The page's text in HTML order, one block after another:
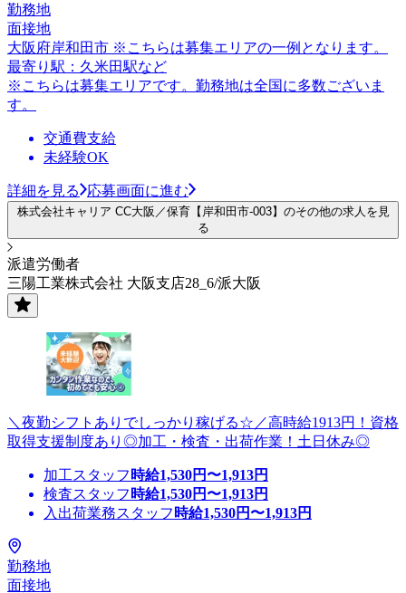
勤務地
面接地
大阪府岸和田市 ※こちらは募集エリアの一例となります。
最寄り駅：久米田駅など
※こちらは募集エリアです。勤務地は全国に多数ございま
す。
交通費支給
未経験OK
詳細を見る 応募画面に進む
株式会社キャリア CC大阪／保育【岸和田市-003】のその他の求人を見
る
派遣労働者
三陽工業株式会社 大阪支店28_6/派大阪
＼夜勤シフトありでしっかり稼げる☆／高時給1913円！資格
取得支援制度あり◎加工・検査・出荷作業！土日休み◎
加工スタッフ 時給1,530円〜1,913円
検査スタッフ 時給1,530円〜1,913円
入出荷業務スタッフ 時給1,530円〜1,913円
勤務地
面接地